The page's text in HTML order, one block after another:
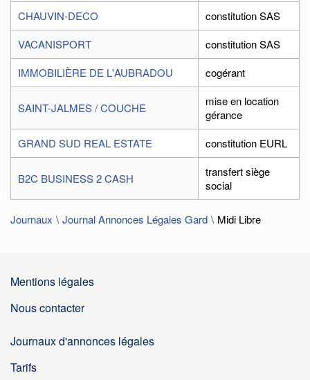
CHAUVIN-DECO
constitution SAS
VACANISPORT
constitution SAS
IMMOBILIÈRE DE L'AUBRADOU
cogérant
SAINT-JALMES / COUCHE
mise en location
gérance
GRAND SUD REAL ESTATE
constitution EURL
B2C BUSINESS 2 CASH
transfert siège
social
Journaux Journal Annonces Légales Gard Midi Libre
Mentions légales
Nous contacter
Journaux d'annonces légales
Tarifs